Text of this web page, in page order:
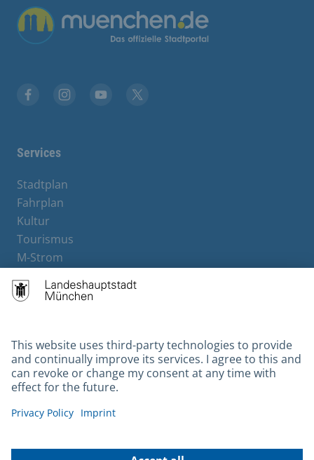
Übergreifende Links
Services
Stadtplan
Fahrplan
Kultur
Tourismus
M-Strom
Hotels
Contact
Barrierefreiheit
Leichte Sprache
Gebärdensprache
Kontakt